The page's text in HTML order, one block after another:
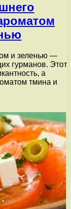
и зеленью —
гурманов. Этот
а
тмина и